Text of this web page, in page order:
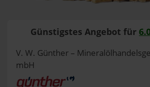
Günstigstes Angebot für
V. W. Günther –
mbH